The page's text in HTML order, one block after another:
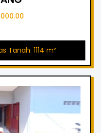
Tanah: 1114 m²